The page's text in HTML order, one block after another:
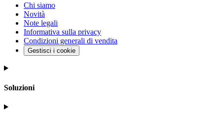
Chi siamo
Novità
Note legali
Informativa sulla privacy
Condizioni generali di vendita
Gestisci i cookie
Soluzioni